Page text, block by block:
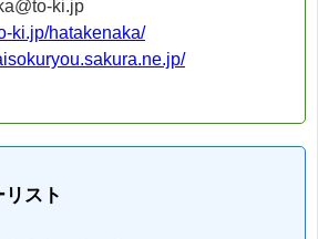
ki.jp
ki.jp/hatakenaka/
スト